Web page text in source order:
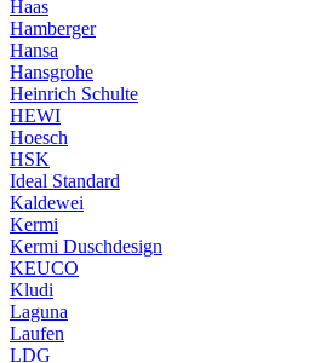
Haas
Hamberger
Hansa
Hansgrohe
Heinrich Schulte
HEWI
Hoesch
HSK
Ideal Standard
Kaldewei
Kermi
Kermi Duschdesign
KEUCO
Kludi
Laguna
Laufen
LDG